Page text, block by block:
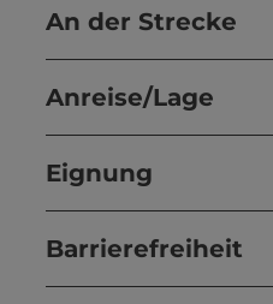
An der Strecke
Anreise/Lage
Eignung
Barrierefreiheit